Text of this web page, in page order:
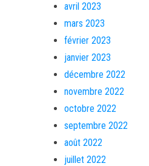
avril 2023
mars 2023
février 2023
janvier 2023
décembre 2022
novembre 2022
octobre 2022
septembre 2022
août 2022
juillet 2022